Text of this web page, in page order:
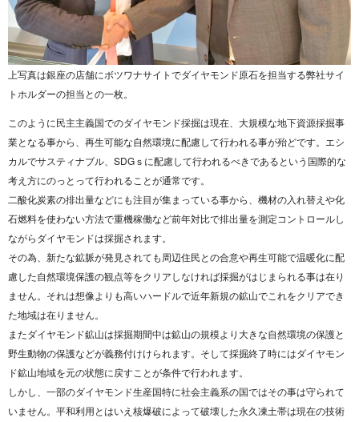
上写真は銀座の店舗にボツワナサイトでダイヤモンド原石を担当する弊社サイ
トホルダーの担当との一枚。
このように民主主義国でのダイヤモンド採掘は現在、大規模な地下資源採掘事
業となる事から、再生可能な自然環境に配慮して行われる事が殆どです。エシ
カルでサスティナブル、SDGｓに配慮して行われるべきであるという国際的な
考え方にのっとって行われることが通常です。
二酸化炭素の排出量などにも注目が集まっている事から、機材の入れ替えや化
石燃料を使わない方法で重機稼働など前年対比で排出量を測定コントロールし
ながらダイヤモンドは採掘されます。
その為、新たな鉱脈が発見されても周辺住民との合意や再生可能で温暖化に配
慮した自然環境保護の観点等をクリアしなければ採掘がはじまられる事は在り
ません。それは想像よりも高いハードルで近年新規の鉱山でこれをクリアでき
た地域は在りません。
またダイヤモンド鉱山は採掘期間中は鉱山の規模より大きな自然環境の保護と
野生動物の保護などが義務付けけられます。そして採掘終了時にはダイヤモン
ド鉱山地域を元の状態に戻すことが条件で行われます。
しかし、一部のダイヤモンド生産国特に社会主義系の国ではその事は守られて
いません。平和利用とはいえ核爆破によって破壊した永久凍土帯は現在の技術